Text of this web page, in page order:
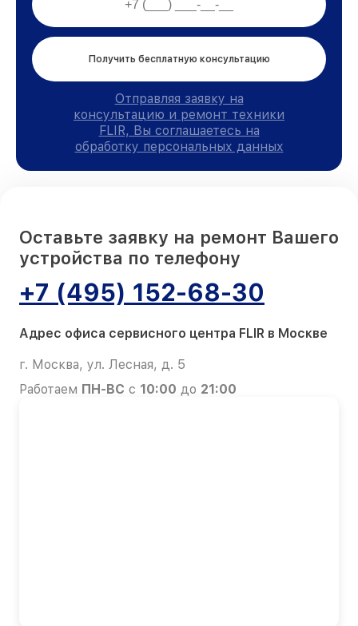
Получить бесплатную консультацию
Отправляя заявку на
консультацию и ремонт техники
FLIR, Вы соглашаетесь на
обработку персональных данных
Оставьте заявку на ремонт Вашего
устройства по телефону
+7 (495) 152-68-30
Адрес офиса сервисного центра FLIR в Москве
г. Москва, ул. Лесная, д. 5
Работаем ПН-ВС с 10:00 до 21:00